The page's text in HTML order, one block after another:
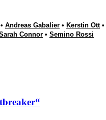
• Andreas Gabalier • Kerstin Ott•
Connor • Semino Rossi